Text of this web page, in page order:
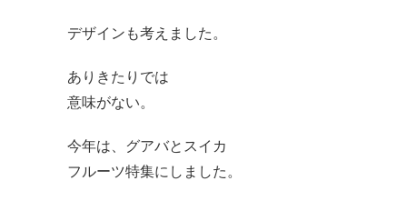
デザインも考えました。
ありきたりでは
意味がない。
今年は、グアバとスイカ
フルーツ特集にしました。